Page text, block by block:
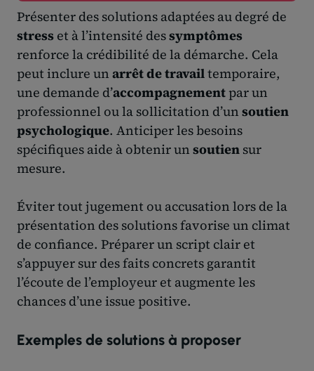
Présenter des solutions adaptées au degré de
stress et à l’intensité dessymptômes
renforce la crédibilité de la démarche. Cela
peut inclure un arrêt de travailtemporaire,
une demande d’accompagnement par un
professionnel ou la sollicitation d’un soutien
psychologique. Anticiper les besoins
spécifiques aide à obtenir un soutien sur
mesure.
Éviter tout jugement ou accusation lors de la
présentation des solutions favorise un climat
de confiance. Préparer un script clair et
s’appuyer sur des faits concrets garantit
l’écoute de l’employeur et augmente les
chances d’une issue positive.
Exemples de solutions à proposer